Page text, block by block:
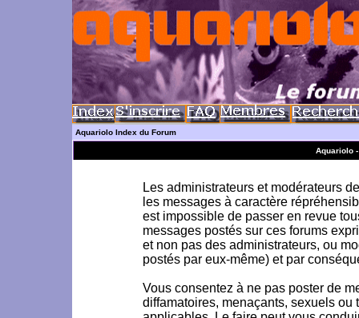
Aquariolo Index du Forum
Aquariolo
Les administrateurs et modérateurs
les messages à caractère
est impossible de passer en revue
messages postés sur ces forums
et non pas des administrateurs, ou
postés par eux-même) et par
Vous consentez à ne pas poster de
diffamatoires, menaçants, sexuels